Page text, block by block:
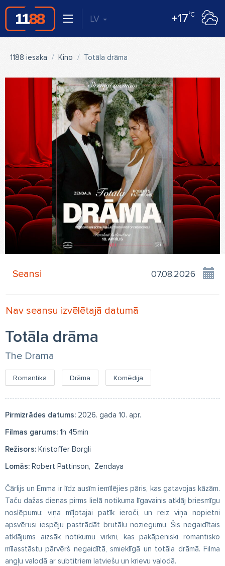
LV +17°C
1188 iesaka Kino Totāla drāma
Seansi
Nav seansu izvēlētajā datumā
Totāla drāma
The Drama
Romantika Drāma Komēdija
Pirmizrādes datums: 2026. gada 10. apr.
Filmas garums: 1h 45min
Režisors: Kristoffer Borgli
Lomās: Robert Pattinson, Zendaya
Čārlijs un Emma ir līdz ausīm iemīlējies pāris, kas gatavojas kāzām.
Taču dažas dienas pirms lielā notikuma līgavainis atklāj briesmīgu
noslēpumu: viņa mīļotajai patīk ieroči, un reiz viņa nopietni
apsvērusi iespēju pastrādāt brutālu noziegumu. Šis negaidītais
atklājums aizsāk notikumu virkni, kas pakāpeniski romantisko
mīlasstāstu pārvērš negaidītā, smieklīgā un totāla drāmā. Filma
angļu valodā ar subtitriem latviešu un krievu valodā.